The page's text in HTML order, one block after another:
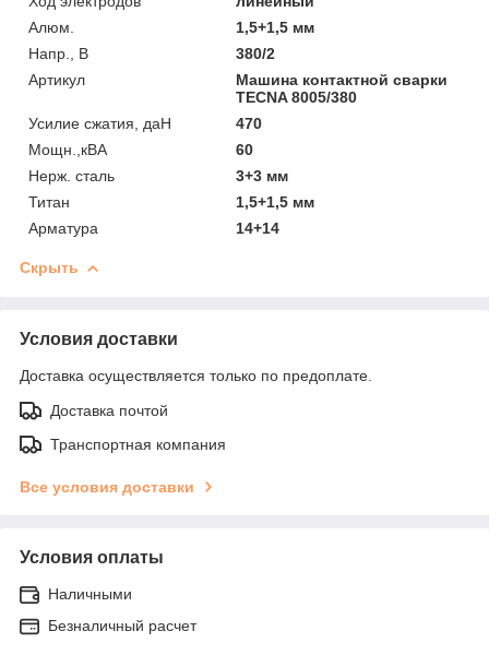
Алюм.
1,5+1,5 мм
Напр., В
380/2
Артикул
Машина контактной сварки
TECNA 8005/380
Усилие сжатия, даН
470
Мощн.,кВА
60
Нерж. сталь
3+3 мм
Титан
1,5+1,5 мм
Арматура
14+14
Скрыть
Условия доставки
Доставка осуществляется только по предоплате.
Доставка почтой
Транспортная компания
Все условия доставки
Условия оплаты
Наличными
Безналичный расчет